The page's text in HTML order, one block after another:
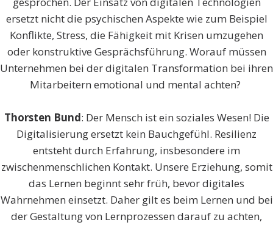
ersetzt nicht die psychischen Aspekte wie zum Beispiel
Konflikte, Stress, die Fähigkeit mit Krisen umzugehen
oder konstruktive Gesprächsführung. Worauf müssen
Unternehmen bei der digitalen Transformation bei ihren
Mitarbeitern emotional und mental achten?
Thorsten Bund: Der Mensch ist ein soziales Wesen! Die
Digitalisierung ersetzt kein Bauchgefühl. Resilienz
entsteht durch Erfahrung, insbesondere im
zwischenmenschlichen Kontakt. Unsere Erziehung, somit
das Lernen beginnt sehr früh, bevor digitales
Wahrnehmen einsetzt. Daher gilt es beim Lernen und bei
der Gestaltung von Lernprozessen darauf zu achten,